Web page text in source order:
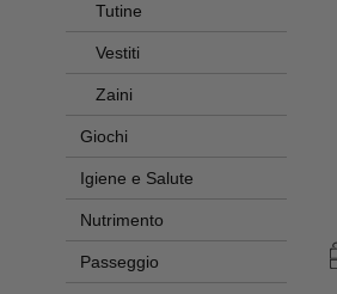
Tutine
Vestiti
Zaini
Giochi
Igiene e Salute
Nutrimento
Passeggio